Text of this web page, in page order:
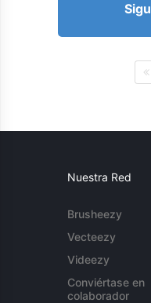
Nuestra Red
Brusheezy
Vecteezy
Videezy
Conviértase en
colaborador